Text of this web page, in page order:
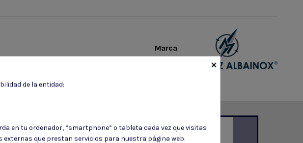
Marca
×
de la entidad:
en tu ordenador, “smartphone” o tableta cada vez que visitas
que prestan servicios para nuestra página web.